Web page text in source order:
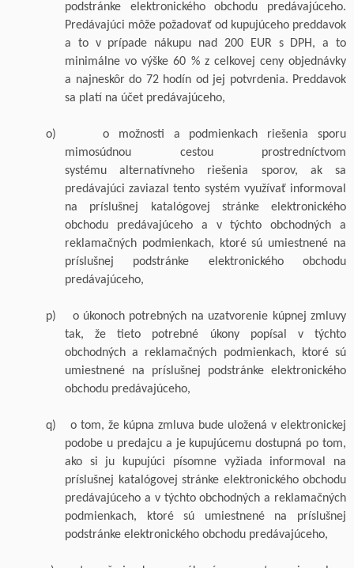
podstránke elektronického obchodu predávajúceho.
Predávajúci môže požadovať od kupujúceho preddavok
a
to v prípade nákupu nad 200 EUR s DPH, a
to
minimálne vo výške 60 % z celkovej ceny objednávky
a najneskôr do 72 hodín od jej potvrdenia. Preddavok
sa platí na účet predávajúceho,
o)
o možnosti a podmienkach riešenia sporu
mimosúdnou cestou prostredníctvom
systému
alternatívneho riešenia sporov, ak sa
predávajúci zaviazal tento systém využívať informoval
na príslušnej katalógovej stránke elektronického
obchodu predávajúceho a v týchto obchodných a
reklamačných podmienkach, ktoré sú umiestnené na
príslušnej podstránke elektronického obchodu
predávajúceho,
p)
o úkonoch potrebných na uzatvorenie kúpnej zmluvy
tak, že tieto potrebné úkony popísal v týchto
obchodných a reklamačných podmienkach, ktoré sú
umiestnené na príslušnej podstránke elektronického
obchodu predávajúceho,
q)
o tom, že kúpna zmluva bude uložená v elektronickej
podobe u predajcu a je kupujúcemu dostupná po tom,
ako si ju kupujúci písomne vyžiada informoval na
príslušnej katalógovej stránke elektronického obchodu
predávajúceho a v týchto obchodných a reklamačných
podmienkach, ktoré sú umiestnené na príslušnej
podstránke elektronického obchodu predávajúceho,